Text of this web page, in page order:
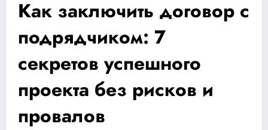
Как заключить договор с
подрядчиком: 7
секретов успешного
проекта без рисков и
провалов